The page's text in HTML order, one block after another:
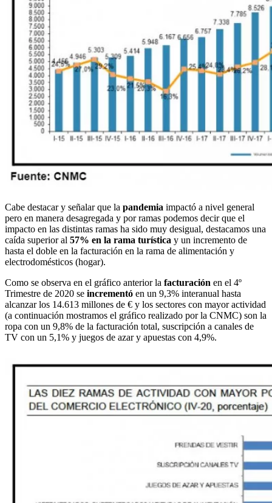
Cabe destacar y señalar que la pandemia impactó a nivel general
pero en manera desagregada y por ramas podemos decir que el
impacto en las distintas ramas ha sido muy desigual, destacamos una
caída superior al 57% en la rama turística y un incremento de
hasta el doble en la facturación en la rama de alimentación y
electrodomésticos (hogar).
Como se observa en el gráfico anterior la facturación en el 4º
Trimestre de 2020 se incrementó en un 9,3% interanual hasta
alcanzar los 14.613 millones de € y los sectores con mayor actividad
(a continuación mostramos el gráfico realizado por la CNMC) son la
ropa con un 9,8% de la facturación total, suscripción a canales de
TV con un 5,1% y juegos de azar y apuestas con 4,9%.